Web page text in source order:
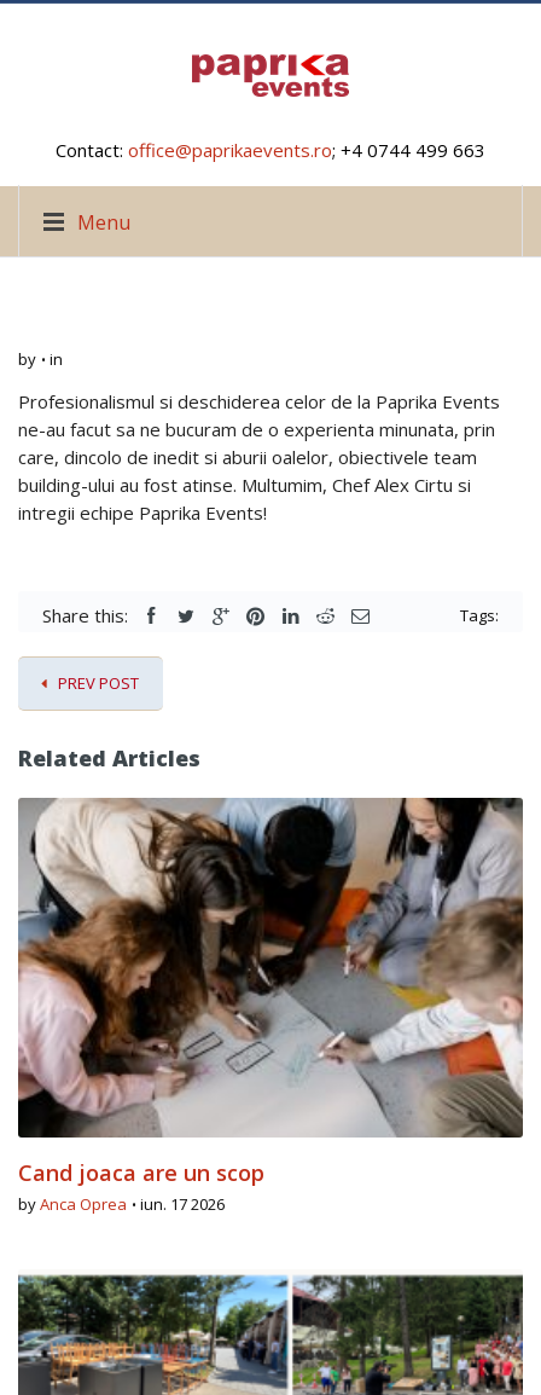
Contact: office@paprikaevents.ro; +4 0744 499 663
Menu
by in
Profesionalismul si deschiderea celor de la Paprika Events
ne-au facut sa ne bucuram de o experienta minunata, prin
care, dincolo de inedit si aburii oalelor, obiectivele team
building-ului au fost atinse. Multumim, Chef Alex Cirtu si
intregii echipe Paprika Events!
Share this: Tags:
PREV POST
Related Articles
Cand joaca are un scop
byAnca Oprea iun. 17 2026